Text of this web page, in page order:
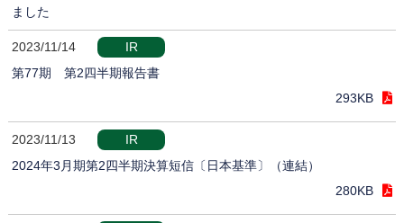
ました
2023/11/14
IR
第77期 第2四半期報告書
293KB
2023/11/13
IR
2024年3月期第2四半期決算短信〔日本基準〕（連結）
280KB